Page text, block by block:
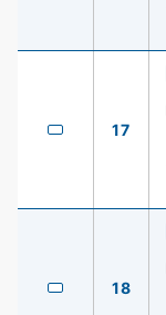
17
18